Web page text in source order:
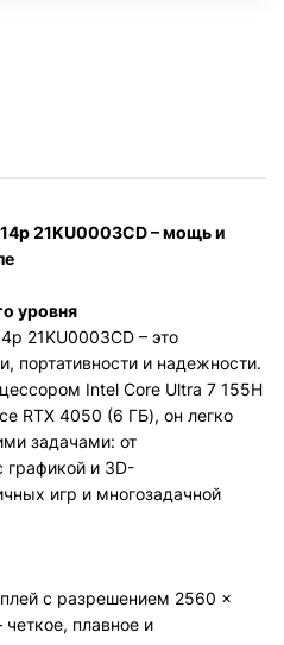
21KU0003CD – мощь и
уровня
21KU0003CD – это
портативности и надежности.
Intel Core Ultra 7 155H
RTX 4050 (6 ГБ), он легко
задачами: от
графикой и 3D-
игр и многозадачной
с разрешением 2560 ×
четкое, плавное и